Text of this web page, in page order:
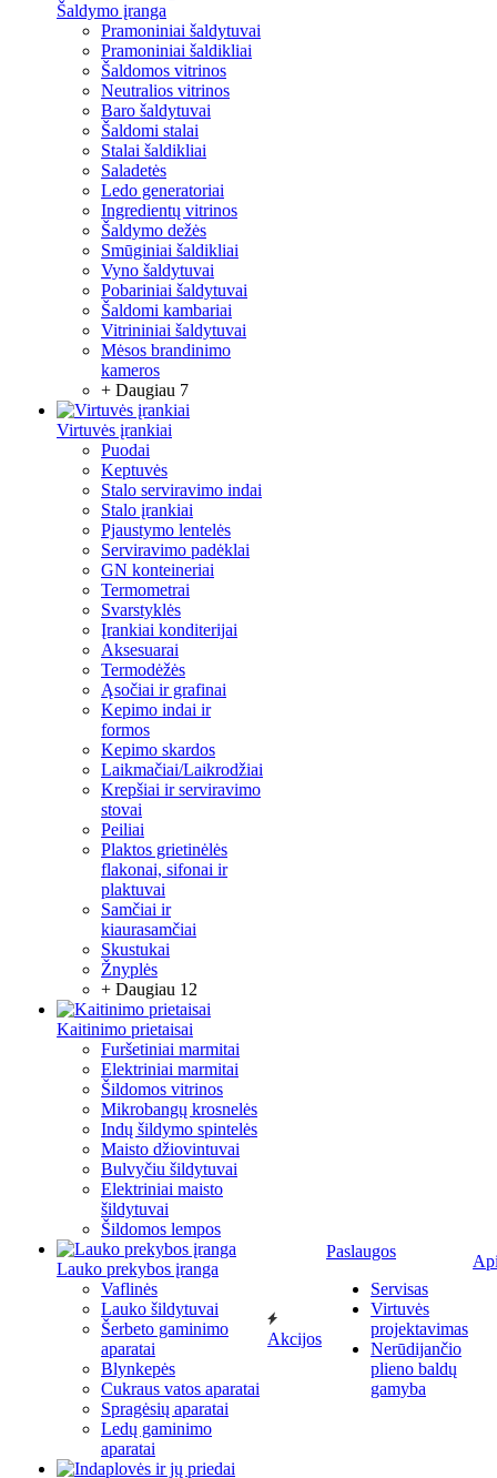
Šaldymo įranga
Pramoniniai šaldytuvai
Pramoniniai šaldikliai
Šaldomos vitrinos
Neutralios vitrinos
Baro šaldytuvai
Šaldomi stalai
Stalai šaldikliai
Saladetės
Ledo generatoriai
Ingredientų vitrinos
Šaldymo dežės
Smūginiai šaldikliai
Vyno šaldytuvai
Pobariniai šaldytuvai
Šaldomi kambariai
Vitrininiai šaldytuvai
Mėsos brandinimo
kameros
+ Daugiau 7
Virtuvės įrankiai
Puodai
Keptuvės
Stalo serviravimo indai
Stalo įrankiai
Pjaustymo lentelės
Serviravimo padėklai
GN konteineriai
Termometrai
Svarstyklės
Įrankiai konditerijai
Aksesuarai
Termodėžės
Ąsočiai ir grafinai
Kepimo indai ir
formos
Kepimo skardos
Laikmačiai/Laikrodžiai
Krepšiai ir serviravimo
stovai
Peiliai
Plaktos grietinėlės
flakonai, sifonai ir
plaktuvai
Samčiai ir
kiaurasamčiai
Skustukai
Žnyplės
+ Daugiau 12
Kaitinimo prietaisai
Furšetiniai marmitai
Elektriniai marmitai
Šildomos vitrinos
Mikrobangų krosnelės
Indų šildymo spintelės
Maisto džiovintuvai
Bulvyčiu šildytuvai
Elektriniai maisto
šildytuvai
Šildomos lempos
Lauko prekybos įranga
Vaflinės
Lauko šildytuvai
Šerbeto gaminimo
aparatai
Blynkepės
Cukraus vatos aparatai
Spragėsių aparatai
Ledų gaminimo
aparatai
Akcijos
Paslaugos
Servisas
Virtuvės
projektavimas
Nerūdijančio
plieno baldų
gamyba